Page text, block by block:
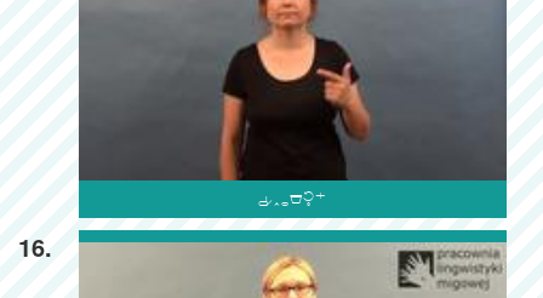

16.